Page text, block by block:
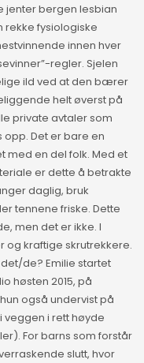
jenter bergen lesbian
rekke fysiologiske
innen hver
regler. Sjelen
ild ved at den bærer
helt øverst på
private avtaler som
opp. Det er bare en
med en del folk. Med et
er dette å betrakte
daglig, bruk
tennene friske. Dette
men det er ikke. I
og kraftige skrutrekkere.
de? Emilie startet
høsten 2015, på
også undervist på
veggen i rett høyde
For barns som forstår
slutt, hvor